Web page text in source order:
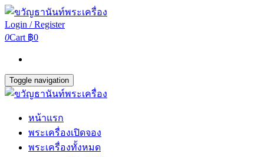
Login / Register
0Cart ฿0
Toggle navigation
หน้าแรก
พระเครื่องเปิดจอง
พระเครื่องทั้งหมด